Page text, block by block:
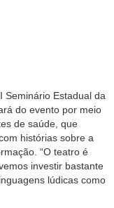
Seminário Estadual da
do evento por meio
de saúde, que
histórias sobre a
“O teatro é
investir bastante
lúdicas como